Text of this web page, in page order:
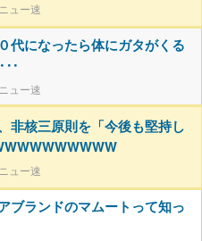
ニュー速
代になったら体にガタがくる
ニュー速
非核三原則を「今後も堅持し
ニュー速
ブランドのマムートって知っ